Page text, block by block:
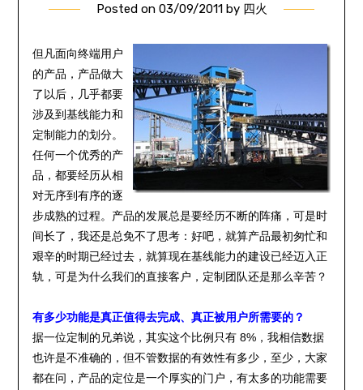
Posted on 03/09/2011by 四火
但凡面向终端用户
的产品，产品做大
了以后，几乎都要
涉及到基线能力和
定制能力的划分。
任何一个优秀的产
品，都要经历从相
对无序到有序的逐
步成熟的过程。产品的发展总是要经历不断的阵痛，可是时
间长了，我还是总免不了思考：好吧，就算产品最初匆忙和
艰辛的时期已经过去，就算现在基线能力的建设已经迈入正
轨，可是为什么我们的直接客户，定制团队还是那么辛苦？
有多少功能是真正值得去完成、真正被用户所需要的？
据一位定制的兄弟说，其实这个比例只有 8%，我相信数据
也许是不准确的，但不管数据的有效性有多少，至少，大家
都在问，产品的定位是一个厚实的门户，有太多的功能需要